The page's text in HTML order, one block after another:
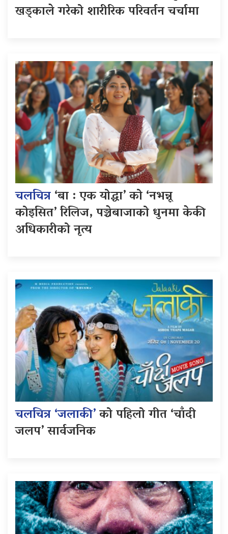
खड्काले गरेको शारीरिक परिवर्तन चर्चामा
चलचित्र‘बा : एक योद्धा’ को ‘नभन्नू
कोइसित’ रिलिज, पञ्चेबाजाको धुनमा केकी
अधिकारीको नृत्य
चलचित्र ‘जलाकी’को पहिलो गीत ‘चाँदी
जलप’ सार्वजनिक